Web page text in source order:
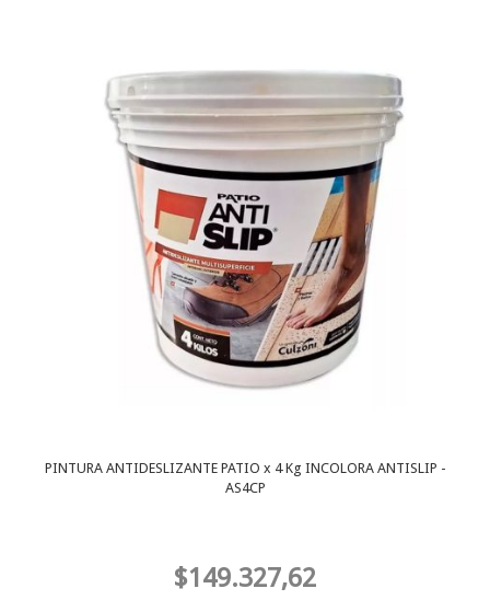
PINTURA ANTIDESLIZANTE PATIO x 4 Kg INCOLORA ANTISLIP -
AS4CP
$149.327,62